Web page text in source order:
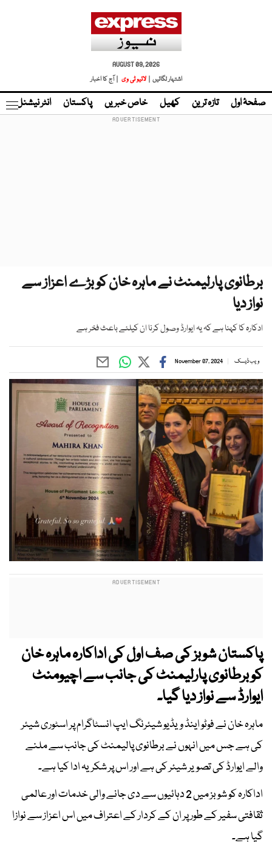
AUGUST 09, 2026
اشتہار لگائیں |
لائیو ٹی وی | آج کا اخبار
صفحۂ اول تازہ ترین کھیل خاص خبریں پاکستان انٹر نیشنل
برطانوی پارلیمنٹ نے ماہرہ خان کو بڑے اعزاز سے
نواز دیا
ادکارہ کا کہنا ہے کہ یہ ایوارڈ وصول کرنا ان کیلئے باعث فخر ہے
ویب ڈیسک November 07, 2024
پاکستان شوبز کی صف اول کی اداکارہ ماہرہ خان
کو برطانوی پارلیمنٹ کی جانب سے اچیومنٹ
ایوارڈ سے نواز دیا گیا۔
ماہرہ خان نے فوٹو اینڈ ویڈیو شیئرنگ ایپ انسٹاگرام پر اسٹوری شیئر
کی ہے جس میں انہوں نے برطانوی پالیمنٹ کی جانب سے ملنے
والے ایوارڈ کی تصویر شیئر کی ہے اور اس پر شکریہ ادا کیا ہے۔
اداکارہ کو شوبز میں 2 دہائیوں سے دی جانے والی خدمات اور عالمی
ثقافتی سفیر کے طور پر ان کے کردار کے اعتراف میں اس اعزاز سے نوازا
گیا ہے۔